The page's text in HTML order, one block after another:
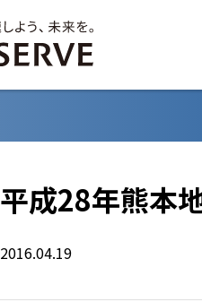
平成28年熊本
2016.04.19